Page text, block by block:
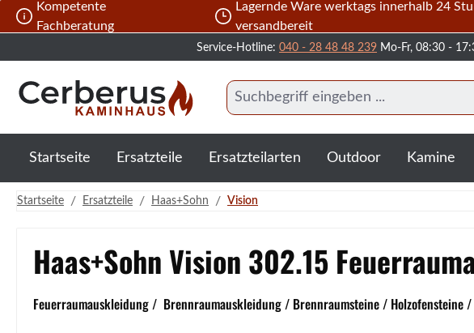
Hauptinhalt springen
Zur Suche springen
Zur Hauptnavigation springen
Kompetente
Fachberatung
Lagernde Ware werktags innerhalb 24
versandbereit
Service-Hotline: 040 - 28 48 48 239 Mo-Fr, 08:30 -
Startseite Ersatzteile Ersatzteilarten Outdoor Kamine
Startseite / Ersatzteile / Haas+Sohn / Vision
Haas+Sohn Vision 302.15
Feuerraumauskleidung / Brennraumauskleidung / Brennraumsteine /